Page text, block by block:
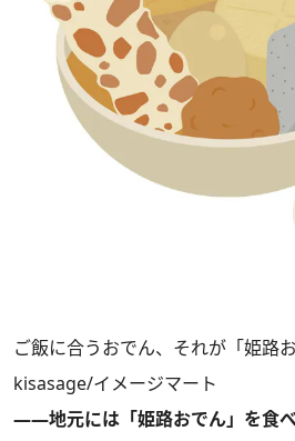
ご飯に合うおでん、それが「姫路
kisasage/イメージマート
――地元には「姫路おでん」を食